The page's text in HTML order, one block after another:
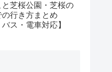
と芝桜公園・芝桜の
の行き方まとめ
バス・電車対応】